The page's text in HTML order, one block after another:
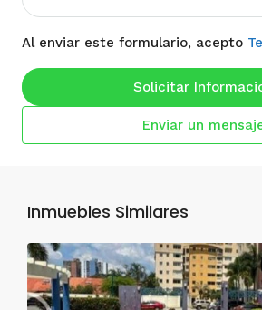
Al enviar este formulario, acepto
Solicitar
Enviar un
Inmuebles Similares